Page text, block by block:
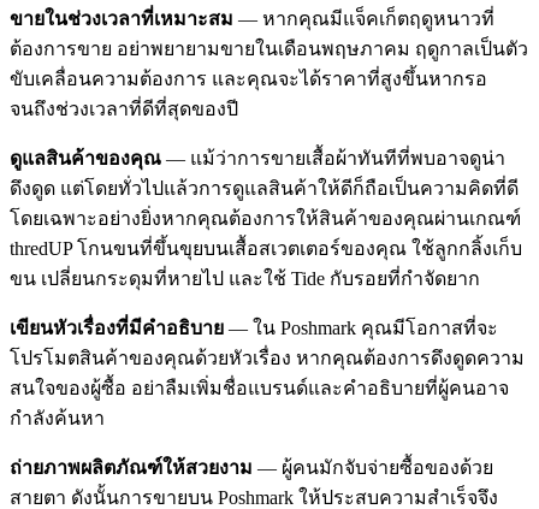
ขายในช่วงเวลาที่เหมาะสม — หากคุณมีแจ็คเก็ตฤดูหนาวที่
ต้องการขาย อย่าพยายามขายในเดือนพฤษภาคม ฤดูกาลเป็นตัว
ขับเคลื่อนความต้องการ และคุณจะได้ราคาที่สูงขึ้นหากรอ
จนถึงช่วงเวลาที่ดีที่สุดของปี
ดูแลสินค้าของคุณ — แม้ว่าการขายเสื้อผ้าทันทีที่พบอาจดูน่า
ดึงดูด แต่โดยทั่วไปแล้วการดูแลสินค้าให้ดีก็ถือเป็นความคิดที่ดี
โดยเฉพาะอย่างยิ่งหากคุณต้องการให้สินค้าของคุณผ่านเกณฑ์
thredUP โกนขนที่ขึ้นขุยบนเสื้อสเวตเตอร์ของคุณ ใช้ลูกกลิ้งเก็บ
ขน เปลี่ยนกระดุมที่หายไป และใช้ Tide กับรอยที่กำจัดยาก
เขียนหัวเรื่องที่มีคำอธิบาย — ใน Poshmark คุณมีโอกาสที่จะ
โปรโมตสินค้าของคุณด้วยหัวเรื่อง หากคุณต้องการดึงดูดความ
สนใจของผู้ซื้อ อย่าลืมเพิ่มชื่อแบรนด์และคำอธิบายที่ผู้คนอาจ
กำลังค้นหา
ถ่ายภาพผลิตภัณฑ์ให้สวยงาม — ผู้คนมักจับจ่ายซื้อของด้วย
สายตา ดังนั้นการขายบน Poshmark ให้ประสบความสำเร็จจึง